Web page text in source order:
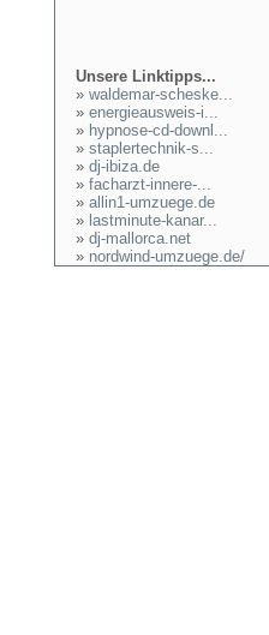
Unsere Linktipps...
» waldemar-scheske...
» energieausweis-i...
» hypnose-cd-downl...
» staplertechnik-s...
» dj-ibiza.de
» facharzt-innere-...
» allin1-umzuege.de
» lastminute-kanar...
» dj-mallorca.net
» nordwind-umzuege.de/